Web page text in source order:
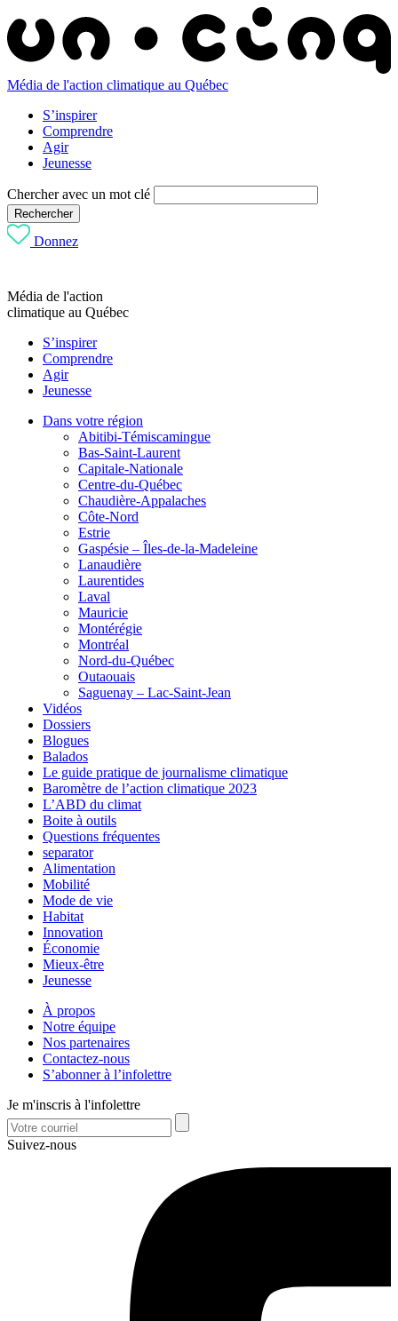
Média de l'action climatique au Québec
S’inspirer
Comprendre
Agir
Jeunesse
Chercher avec un mot clé
Rechercher
Donnez
Média de l'action
climatique au Québec
S’inspirer
Comprendre
Agir
Jeunesse
Dans votre région
Abitibi-Témiscamingue
Bas-Saint-Laurent
Capitale-Nationale
Centre-du-Québec
Chaudière-Appalaches
Côte-Nord
Estrie
Gaspésie – Îles-de-la-Madeleine
Lanaudière
Laurentides
Laval
Mauricie
Montérégie
Montréal
Nord-du-Québec
Outaouais
Saguenay – Lac-Saint-Jean
Vidéos
Dossiers
Blogues
Balados
Le guide pratique de journalisme climatique
Baromètre de l’action climatique 2023
L’ABD du climat
Boite à outils
Questions fréquentes
separator
Alimentation
Mobilité
Mode de vie
Habitat
Innovation
Économie
Mieux-être
Jeunesse
À propos
Notre équipe
Nos partenaires
Contactez-nous
S’abonner à l’infolettre
Je m'inscris à l'infolettre
Suivez-nous